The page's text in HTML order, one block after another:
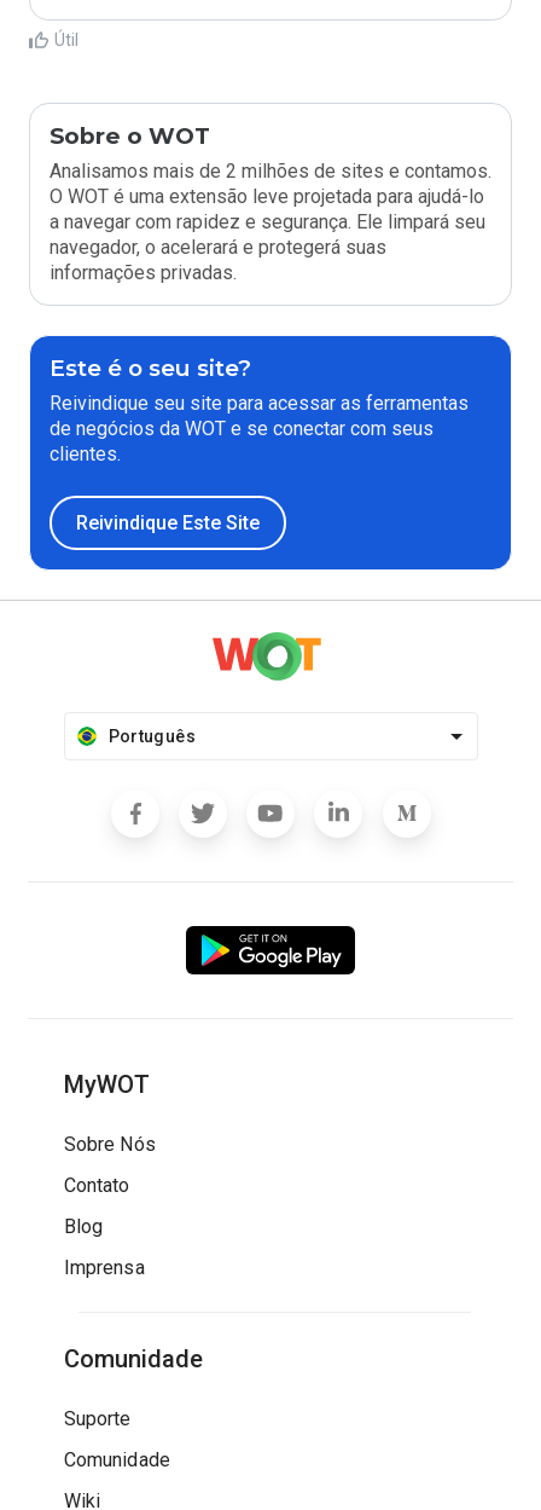
Útil
Sobre o WOT
Analisamos mais de 2 milhões de sites e contamos.
O WOT é uma extensão leve projetada para ajudá-lo
a navegar com rapidez e segurança. Ele limpará seu
navegador, o acelerará e protegerá suas
informações privadas.
Este é o seu site?
Reivindique seu site para acessar as ferramentas
de negócios da WOT e se conectar com seus
clientes.
Reivindique Este Site
Português
MyWOT
Sobre Nós
Contato
Blog
Imprensa
Comunidade
Suporte
Comunidade
Wiki